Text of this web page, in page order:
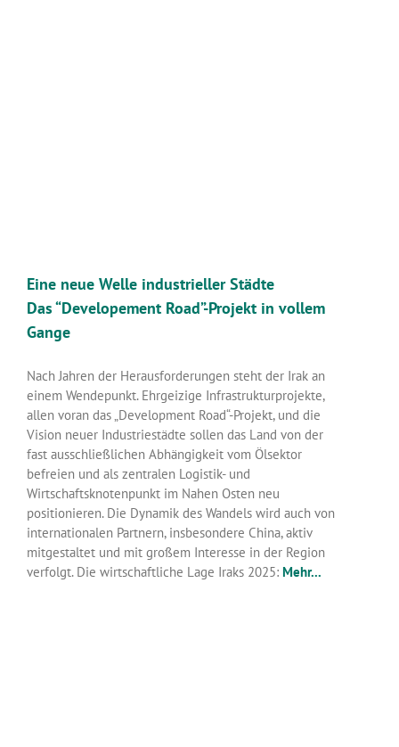
Eine neue Welle industrieller Städte
Das “Developement Road”-Projekt in vollem
Gange
Nach Jahren der Herausforderungen steht der Irak an
einem Wendepunkt. Ehrgeizige Infrastrukturprojekte,
allen voran das „Development Road“-Projekt, und die
Vision neuer Industriestädte sollen das Land von der
fast ausschließlichen Abhängigkeit vom Ölsektor
befreien und als zentralen Logistik- und
Wirtschaftsknotenpunkt im Nahen Osten neu
positionieren. Die Dynamik des Wandels wird auch von
internationalen Partnern, insbesondere China, aktiv
mitgestaltet und mit großem Interesse in der Region
verfolgt. Die wirtschaftliche Lage Iraks 2025: Mehr...